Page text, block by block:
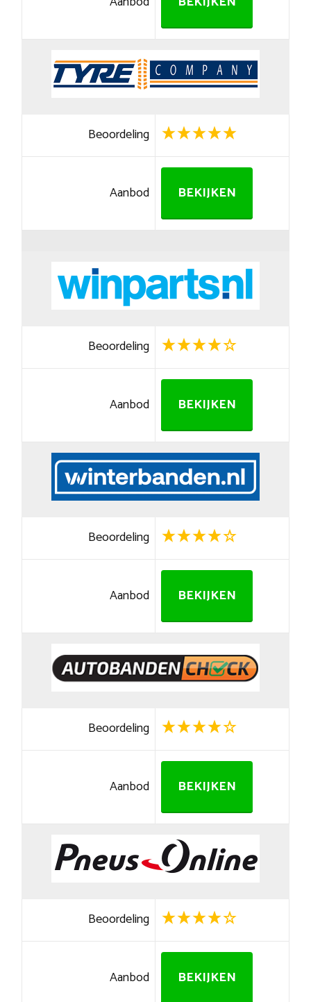
Beoordeling
Aanbod BEKIJKEN
Beoordeling
Aanbod BEKIJKEN
Beoordeling
Aanbod BEKIJKEN
Beoordeling
Aanbod BEKIJKEN
Beoordeling
Aanbod BEKIJKEN